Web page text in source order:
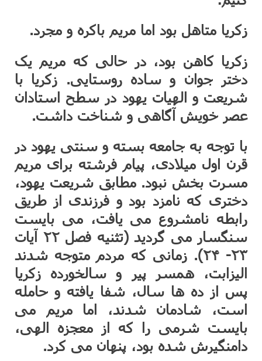
زکریا متاهل بود اما مریم باکره و مجرد.
زکریا کاهن بود، در حالی که مریم یک
دختر جوان و ساده روستایی. زکریا با
شریعت و الهیات یهود در سطح استادان
عصر خویش آگاهی و شناخت داشت.
با توجه به جامعه بسته و سنتی یهود در
قرن اول میلادی، پیام فرشته برای مریم
مسرت بخش نبود. مطابق شریعت یهود،
دختری که نامزد بود و فرزندی از طریق
رابطه نامشروع می یافت، می بایست
سنگسار می گردید (تثنیه فصل ۲۲ آیات
۲۳- ۲۴). زمانی که مردم متوجه شدند
الیزابت، همسر پیر و سالخورده زکریا
پس از ده ها سال، شفا یافته و حامله
است، شادمان شدند، اما مریم می
بایست شرمی را که از معجزه الهی،
دامنگیرش شده بود، پنهان می کرد.